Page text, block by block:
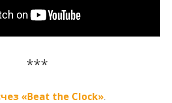
***
«Beat the Clock».